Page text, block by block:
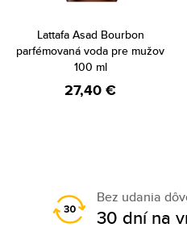
Lattafa Asad Bourbon
parfémovaná voda pre mužov
100 ml
27,40 €
Bez udania
30 dní na